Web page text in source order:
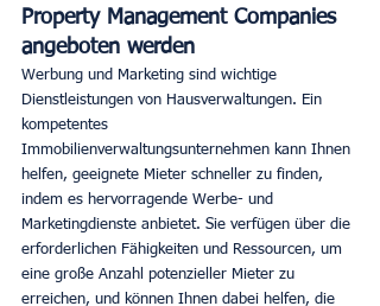
Property Management Companies
angeboten werden
Werbung und Marketing sind wichtige
Dienstleistungen von Hausverwaltungen. Ein
kompetentes
Immobilienverwaltungsunternehmen kann Ihnen
helfen, geeignete Mieter schneller zu finden,
indem es hervorragende Werbe- und
Marketingdienste anbietet. Sie verfügen über die
erforderlichen Fähigkeiten und Ressourcen, um
eine große Anzahl potenzieller Mieter zu
erreichen, und können Ihnen dabei helfen, die